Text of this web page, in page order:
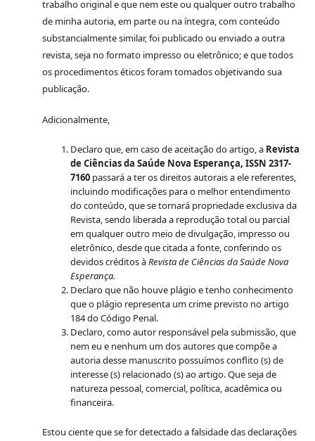
trabalho original e que nem este ou qualquer outro trabalho
de minha autoria, em parte ou na íntegra, com conteúdo
substancialmente similar, foi publicado ou enviado a outra
revista, seja no formato impresso ou eletrônico; e que todos
os procedimentos éticos foram tomados objetivando sua
publicação.
Adicionalmente,
Declaro que, em caso de aceitação do artigo, a Revista
de Ciências da Saúde Nova Esperança, ISSN 2317-
7160passará a ter os direitos autorais a ele referentes,
incluindo modificações para o melhor entendimento
do conteúdo, que se tornará propriedade exclusiva da
Revista, sendo liberada a reprodução total ou parcial
em qualquer outro meio de divulgação, impresso ou
eletrônico, desde que citada a fonte, conferindo os
devidos créditos àRevista de Ciências da Saúde Nova
Esperança.
Declaro que não houve plágio e tenho conhecimento
que o plágio representa um crime previsto no artigo
184 do Código Penal.
Declaro, como autor responsável pela submissão, que
nem eu e nenhum um dos autores que compõe a
autoria desse manuscrito possuímos conflito (s) de
interesse (s) relacionado (s) ao artigo. Que seja de
natureza pessoal, comercial, política, acadêmica ou
financeira.
Estou ciente que se for detectado a falsidade das declarações